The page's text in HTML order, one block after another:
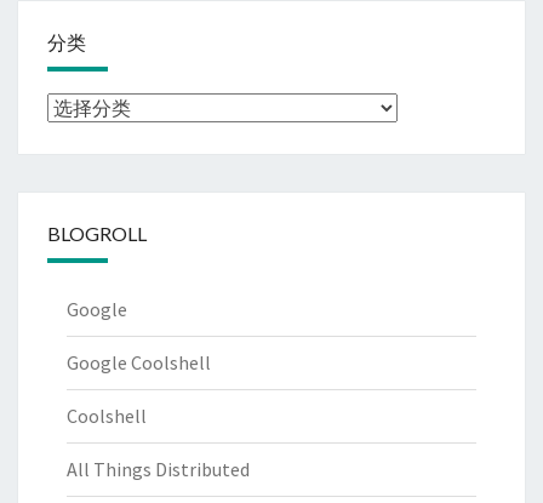
分类
分
BLOGROLL
Google
Google Coolshell
Coolshell
All Things Distributed